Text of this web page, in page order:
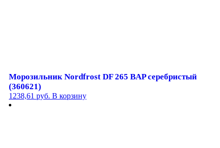
Морозильник Nordfrost DF 265 BAP серебристый
(360621)
1238,61 руб. В корзину